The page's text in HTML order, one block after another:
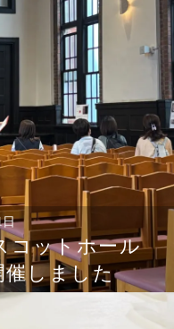
日
コットホール
しました